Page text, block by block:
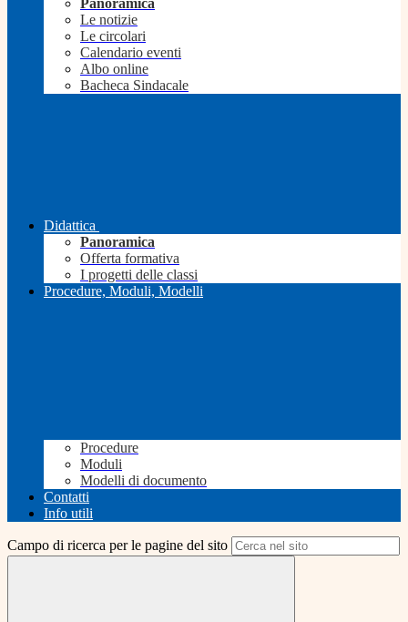
Panoramica
Le notizie
Le circolari
Calendario eventi
Albo online
Bacheca Sindacale
Didattica
Panoramica
Offerta formativa
I progetti delle classi
Procedure, Moduli, Modelli
Procedure
Moduli
Modelli di documento
Contatti
Info utili
Campo di ricerca per le pagine del sito